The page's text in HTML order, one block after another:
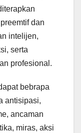
dan
intelijen,
serta
profesional.
bebrapa
antisipasi,
ancaman
miras, aksi